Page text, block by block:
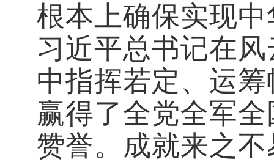
根本上确保实现
习近平总书记在
中指挥若定、运
赢得了全党全军
赞誉。成就来之